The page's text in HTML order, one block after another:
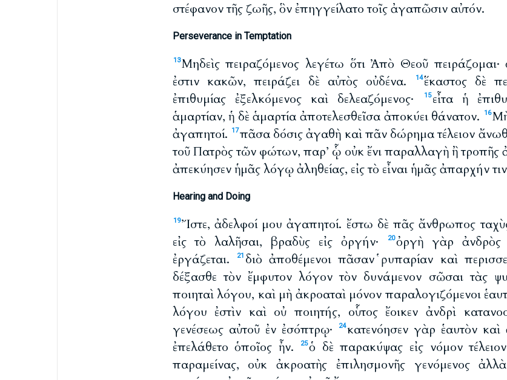
στέφανον τῆς ζωῆς, ὃν ἐπηγγείλατο τοῖς ἀγαπῶσιν αὐτόν.
Perseverance in Temptation
13Μηδεὶς πειραζόμενος λεγέτω ὅτι Ἀπὸ Θεοῦ
ἐστιν κακῶν, πειράζει δὲ αὐτὸς οὐδένα.
14ἕκαστος δὲ
ἐπιθυμίας ἐξελκόμενος καὶ δελεαζόμενος·
15 εἶτα ἡ
ἁμαρτίαν, ἡ δὲ ἁμαρτία ἀποτελεσθεῖσα ἀποκύει θάνατον.
16
ἀγαπητοί.
17πᾶσα δόσις ἀγαθὴ καὶ πᾶν δώρημα τέλειον
τοῦ Πατρὸς τῶν φώτων, παρ’ ᾧ οὐκ ἔνι παραλλαγὴ ἢ τροπῆς
ἀπεκύησεν ἡμᾶς λόγῳ ἀληθείας, εἰς τὸ εἶναι ἡμᾶς ἀπαρχήν
Hearing and Doing
19Ἴστε, ἀδελφοί μου ἀγαπητοί. ἔστω δὲ πᾶς ἄνθρωπος
εἰς τὸ λαλῆσαι, βραδὺς εἰς ὀργήν·
20ὀργὴ γὰρ ἀνδρὸς
ἐργάζεται.
21 διὸ ἀποθέμενοι πᾶσαν ῥυπαρίαν καὶ
δέξασθε τὸν ἔμφυτον λόγον τὸν δυνάμενον σῶσαι τὰς
ποιηταὶ λόγου, καὶ μὴ ἀκροαταὶ μόνον παραλογιζόμενοι
λόγου ἐστὶν καὶ οὐ ποιητής, οὗτος ἔοικεν ἀνδρὶ
γενέσεως αὐτοῦ ἐν ἐσόπτρῳ·
24κατενόησεν γὰρ ἑαυτὸν
ἐπελάθετο ὁποῖος ἦν.
25ὁ δὲ παρακύψας εἰς νόμον
παραμείνας, οὐκ ἀκροατὴς ἐπιλησμονῆς γενόμενος